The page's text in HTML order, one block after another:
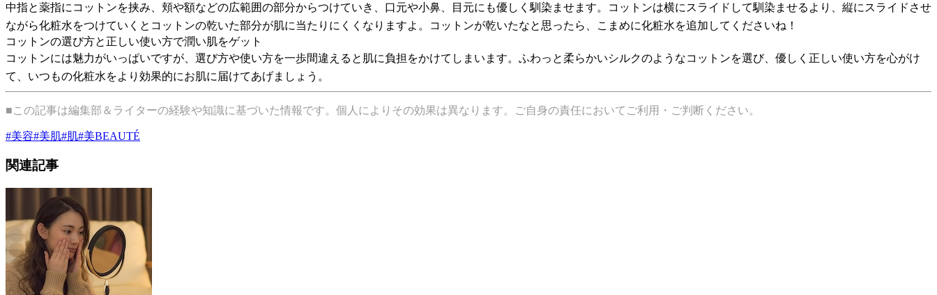
中指と薬指にコットンを挟み、頬や額などの広範囲の部分からつけていき、口元や小鼻、目元にも優しく馴染ませます。コットンは横にスライドして馴染ませるより、縦にスライドさせ
ながら化粧水をつけていくとコットンの乾いた部分が肌に当たりにくくなりますよ。コットンが乾いたなと思ったら、こまめに化粧水を追加してくださいね！
コットンの選び方と正しい使い方で潤い肌をゲット
コットンには魅力がいっぱいですが、選び方や使い方を一歩間違えると肌に負担をかけてしまいます。ふわっと柔らかいシルクのようなコットンを選び、優しく正しい使い方を心がけ
て、いつもの化粧水をより効果的にお肌に届けてあげましょう。
■この記事は編集部＆ライターの経験や知識に基づいた情報です。個人によりその効果は異なります。ご自身の責任においてご利用・ご判断ください。
#美容#美肌#肌#美BEAUTÉ
関連記事